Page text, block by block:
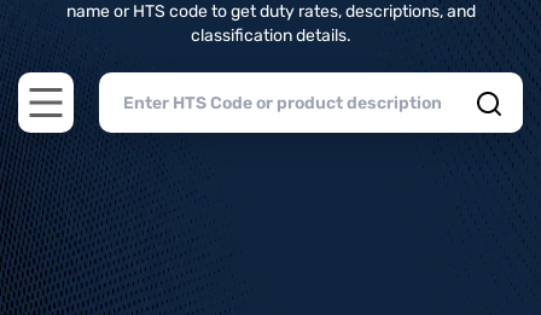
name or HTS code to get duty rates, descriptions, and
classification details.
Open main menu